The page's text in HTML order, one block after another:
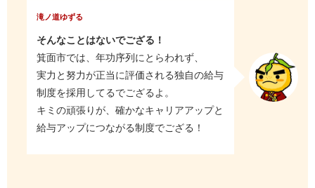
滝ノ道ゆずる
そんなことはないでござる！
箕面市では、年功序列にとらわれず、
実力と努力が正当に評価される独自の給与
制度を採用してるでござるよ。
キミの頑張りが、確かなキャリアアップと
給与アップにつながる制度でござる！